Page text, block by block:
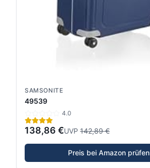
SAMSONITE
49539
4.0
138,86 €UVP 142,89 €
Preis bei Amazon prüfen